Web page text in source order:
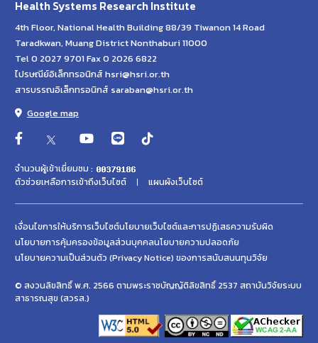
Health Systems Research Institute
4th Floor, National Health Building 88/39 Tiwanon 14 Road
Taradkwan, Muang District Nonthaburi 11000
Tel 0 2027 9701 Fax 0 2026 6822
ไปรษณีย์อิเล็กทรอนิกส์ hsri@hsri.or.th
สารบรรณอิเล็กทรอนิกส์ saraban@hsri.or.th
Google map
จำนวนผู้เข้าเยี่ยมชม :
ตัวช่วยเหลือการเข้าถึงเว็บไซต์
แผนผังเว็บไซต์
เงื่อนไขการให้บริการเว็บไซต์นโยบายเว็บไซต์และการปฏิเสธความรับผิด
นโยบายการคุ้มครองข้อมูลส่วนบุคคลนโยบายความปลอดภัย
นโยบายความเป็นส่วนตัว (Privacy Notice) ของการสนับสนนทุนวิจัย
© สงวนลิขสิทธิ์ พ.ศ. 2566 ตามพระราชบัญญัติลิขสิทธิ์ 2537 สถาบันวิจัยระบบ
สาธารณสุข (สวรส.)